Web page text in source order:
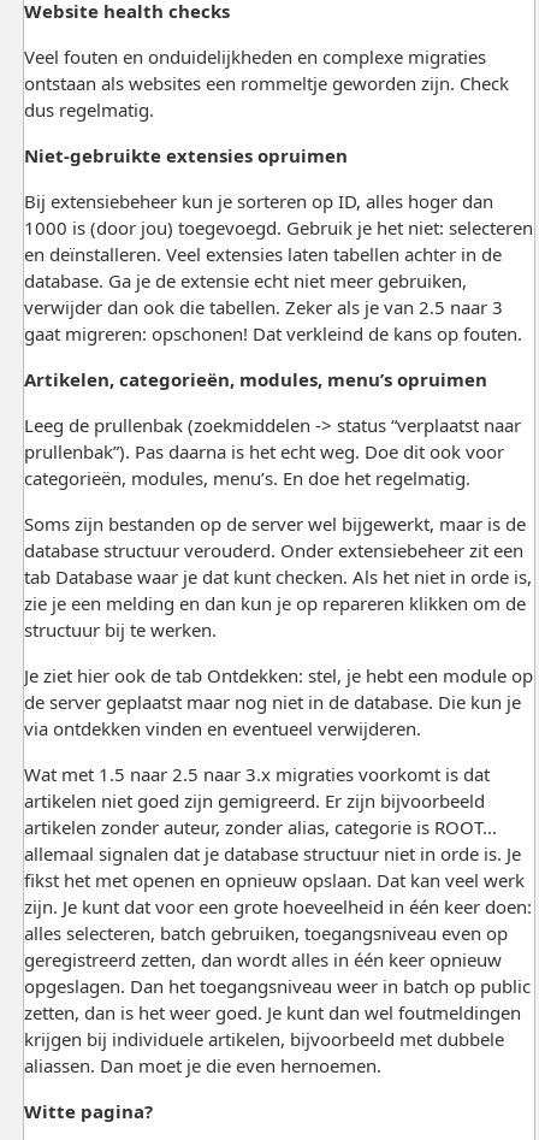
Website health checks
Veel fouten en onduidelijkheden en complexe migraties
ontstaan als websites een rommeltje geworden zijn. Check
dus regelmatig.
Niet-gebruikte extensies opruimen
Bij extensiebeheer kun je sorteren op ID, alles hoger dan
1000 is (door jou) toegevoegd. Gebruik je het niet: selecteren
en deïnstalleren. Veel extensies laten tabellen achter in de
database. Ga je de extensie echt niet meer gebruiken,
verwijder dan ook die tabellen. Zeker als je van 2.5 naar 3
gaat migreren: opschonen! Dat verkleind de kans op fouten.
Artikelen, categorieën, modules, menu’s opruimen
Leeg de prullenbak (zoekmiddelen -> status “verplaatst naar
prullenbak”). Pas daarna is het echt weg. Doe dit ook voor
categorieën, modules, menu’s. En doe het regelmatig.
Soms zijn bestanden op de server wel bijgewerkt, maar is de
database structuur verouderd. Onder extensiebeheer zit een
tab Database waar je dat kunt checken. Als het niet in orde is,
zie je een melding en dan kun je op repareren klikken om de
structuur bij te werken.
Je ziet hier ook de tab Ontdekken: stel, je hebt een module op
de server geplaatst maar nog niet in de database. Die kun je
via ontdekken vinden en eventueel verwijderen.
Wat met 1.5 naar 2.5 naar 3.x migraties voorkomt is dat
artikelen niet goed zijn gemigreerd. Er zijn bijvoorbeeld
artikelen zonder auteur, zonder alias, categorie is ROOT...
allemaal signalen dat je database structuur niet in orde is. Je
fikst het met openen en opnieuw opslaan. Dat kan veel werk
zijn. Je kunt dat voor een grote hoeveelheid in één keer doen:
alles selecteren, batch gebruiken, toegangsniveau even op
geregistreerd zetten, dan wordt alles in één keer opnieuw
opgeslagen. Dan het toegangsniveau weer in batch op public
zetten, dan is het weer goed. Je kunt dan wel foutmeldingen
krijgen bij individuele artikelen, bijvoorbeeld met dubbele
aliassen. Dan moet je die even hernoemen.
Witte pagina?